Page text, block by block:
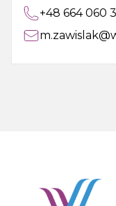
+48 664 060